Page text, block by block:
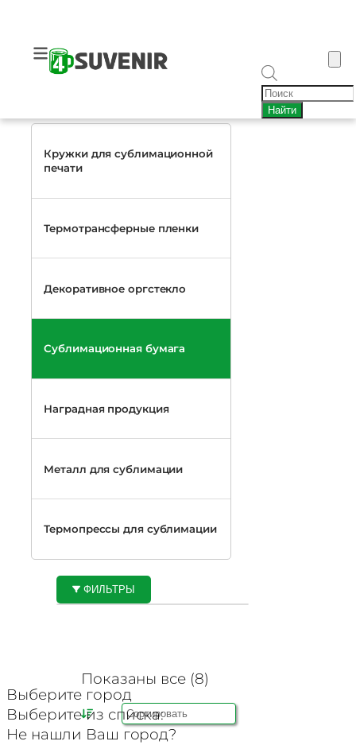
содержимому
П
о
и
Найти
Главная Сублимационная бумага
Сублимационная бумага
Кружки для сублимационной
печати
Термотрансферные пленки
Декоративное оргстекло
Сублимационная бумага
Наградная продукция
Металл для сублимации
Термопрессы для сублимации
ФИЛЬТРЫ
Объем
Показаны все (8)
Выберите город
Выберите из списка:
Не нашли Ваш город?